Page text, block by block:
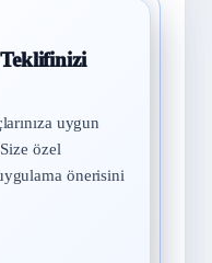
uygun
özel
önerisini